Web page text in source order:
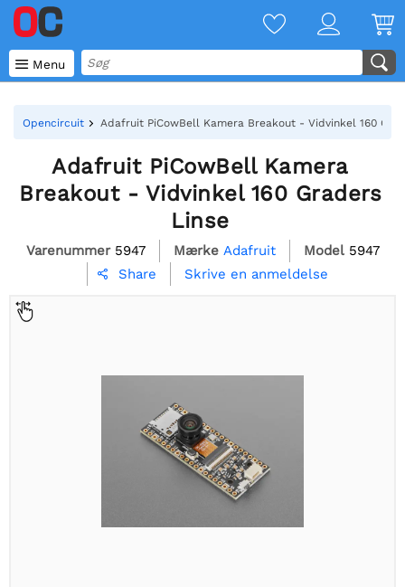
 Menu
Opencircuit Adafruit PiCowBell Kamera Breakout - Vidvinkel 160
Adafruit PiCowBell Kamera
Breakout - Vidvinkel 160 Graders
Linse
Varenummer 5947 Mærke Adafruit Model 5947
 Share Skrive en anmeldelse